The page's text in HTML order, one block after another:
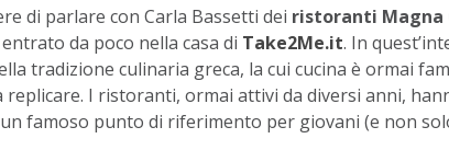
di parlare con Carla Bassetti dei ristoranti Magna
da poco nella casa di Take2Me.it. In
tradizione culinaria greca, la cui cucina è ormai
replicare. I ristoranti, ormai attivi da diversi anni,
famoso punto di riferimento per giovani (e non